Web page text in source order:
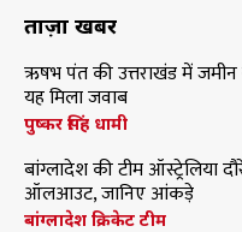
ताज़ा खबरें
ऋषभ पंत की उत्तराखंड में
यह मिला जवाब
पुष्कर सिंह धामी
बांग्लादेश की टीम ऑस्ट्रेलिया
ऑलआउट, जानिए आंकड़े
बांग्लादेश क्रिकेट टीम